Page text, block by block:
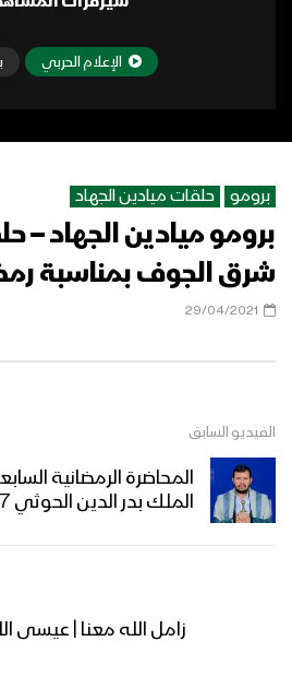
الإعلام الحربي
برومو حلقات ميادين الجهاد
برومو ميادين الجهاد –
شرق الجوف بمناسبة
29/04/2021
الفيديو السابق
المحاضرة الرمضانية
الملك بدر الدين الحوثي 17رمضان 1442هـ
زامل الله معنا | عيسى الليث –